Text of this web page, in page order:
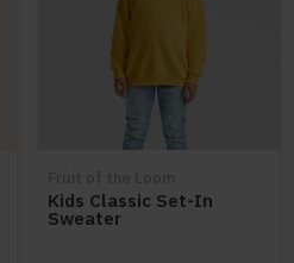
Kids Classic Set-In
Sweater